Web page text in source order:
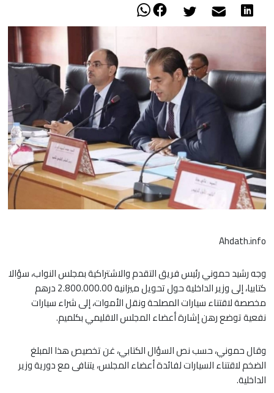
Ahdath.info
وجه رشيد حموني رئيس فريق التقدم والاشتراكية بمجلس النواب، سؤالا
كتابيا، إلى وزير الداخلية حول تحويل ميزانية 2.800.000.00 درهم
مخصصة لاقتناء سيارات المصلحة ونقل الأموات، إلى شراء سيارات
نفعية توضع رهن إشارة أعضاء المجلس الاقليمي بكلميم.
وقال حموني، حسب نص السؤال الكتابي، غن تخصيص هذا المبلغ
الضخم لاقتناء السيارات لفائدة أعضاء المجلس، يتنافى مع دورية وزير
الداخلية.